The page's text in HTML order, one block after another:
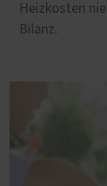
Heizkosten
Bilanz.